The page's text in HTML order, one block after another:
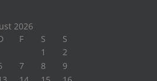
2026
F S
S
1
2
7 8
9